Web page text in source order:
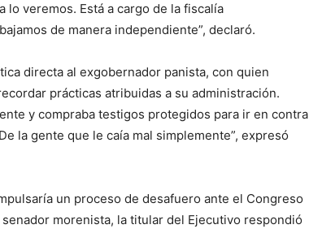
veremos. Está a cargo de la fiscalía
de manera independiente”, declaró.
directa al exgobernador panista, con quien
prácticas atribuidas a su administración.
y compraba testigos protegidos para ir en contra
la gente que le caía mal simplemente”, expresó
un proceso de desafuero ante el Congreso
morenista, la titular del Ejecutivo respondió